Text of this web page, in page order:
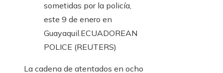
sometidas por la policía,
este 9 de enero en
Guayaquil.ECUADOREAN
POLICE (REUTERS)
La cadena de atentados en ocho